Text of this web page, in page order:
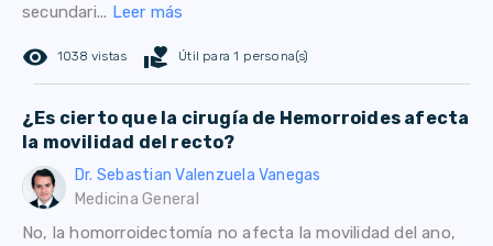
secundari... Leer más
remove_red_eye 1038 vistas volunteer_activism Útil para 1 persona(s)
¿Es cierto que la cirugía de Hemorroides afecta
la movilidad del recto?
Dr. Sebastian Valenzuela Vanegas
Medicina General
No, la homorroidectomía no afecta la movilidad del ano,